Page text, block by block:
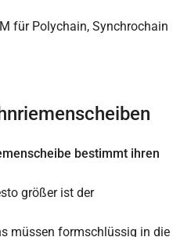
bestimmt ihren
größer ist der
müssen formschlüssig in die